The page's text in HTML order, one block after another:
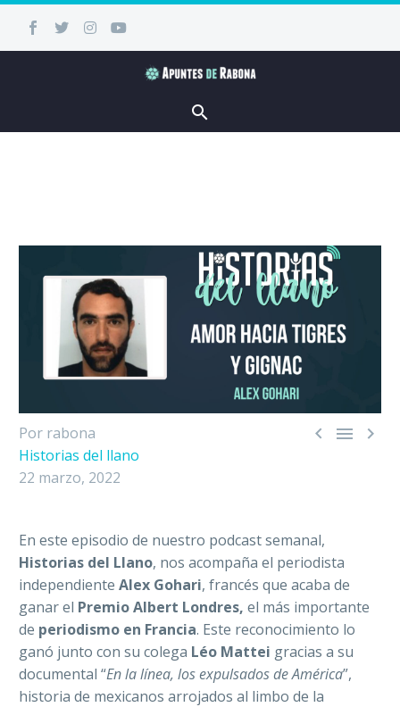
  
Por rabona
Historias del llano
22 marzo, 2022
En este episodio de nuestro podcast semanal,
Historias del Llano, nos acompaña el periodista
independiente Alex Gohari, francés que acaba de
ganar el Premio Albert Londres, el más importante
de periodismo en Francia. Este reconocimiento lo
ganó junto con su colega Léo Mattei gracias a su
documental “En la línea, los expulsados de América”,
historia de mexicanos arrojados al limbo de la